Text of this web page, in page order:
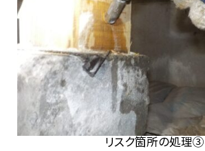
リスク箇所の処理③